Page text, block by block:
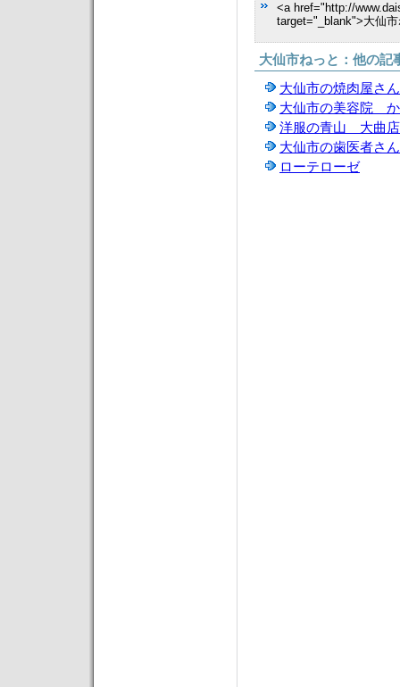
<a href="http://
target="_blank">大仙
大仙市ねっと：他の記
大仙市の焼肉屋さん
大仙市の美容院
洋服の青山 大曲店
大仙市の歯医者さん
ローテローゼ